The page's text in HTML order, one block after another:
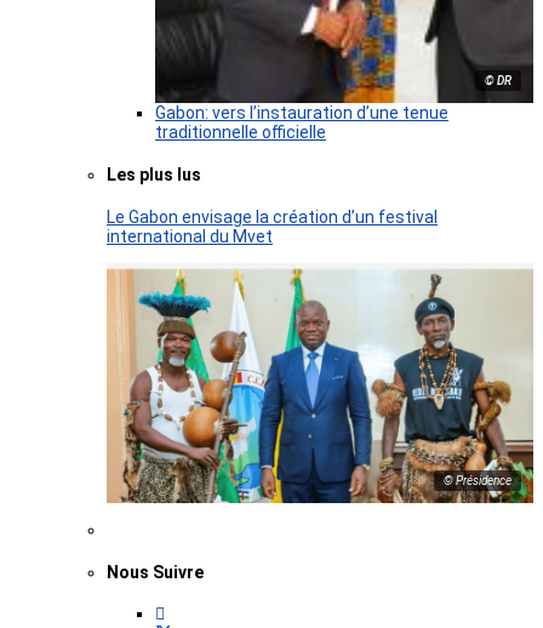
© DR
Gabon: vers l’instauration d’une tenue
traditionnelle officielle
Les plus lus
Le Gabon envisage la création d’un festival
international du Mvet
© Présidence
Nous Suivre